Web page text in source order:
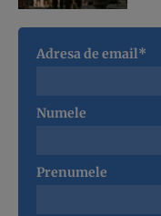
Adresa de email*
Numele
Prenumele